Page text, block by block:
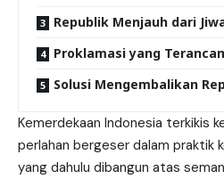
Republik Menjauh dari
Proklamasi yang
Solusi Mengembalikan
Kemerdekaan Indonesia terkikis
perlahan bergeser dalam praktik
yang dahulu dibangun atas